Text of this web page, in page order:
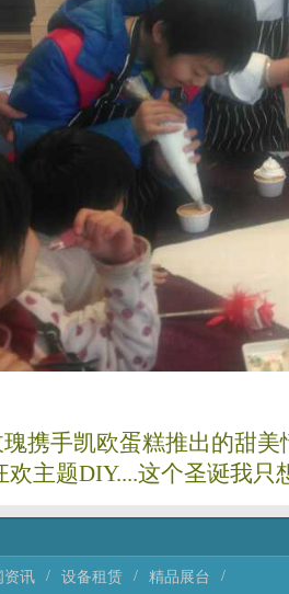
携手凯欧蛋糕推出的甜美
欢主题DIY....这个圣诞我只
资讯 / 设备租赁 / 精品展台 /